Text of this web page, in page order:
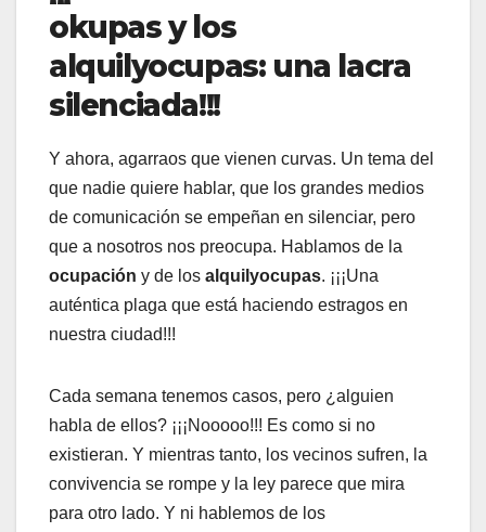
okupas y los
alquilyocupas: una lacra
silenciada!!!
Y ahora, agarraos que vienen curvas. Un tema del
que nadie quiere hablar, que los grandes medios
de comunicación se empeñan en silenciar, pero
que a nosotros nos preocupa. Hablamos de la
ocupación y de los alquilyocupas. ¡¡¡Una
auténtica plaga que está haciendo estragos en
nuestra ciudad!!!
Cada semana tenemos casos, pero ¿alguien
habla de ellos? ¡¡¡Nooooo!!! Es como si no
existieran. Y mientras tanto, los vecinos sufren, la
convivencia se rompe y la ley parece que mira
para otro lado. Y ni hablemos de los